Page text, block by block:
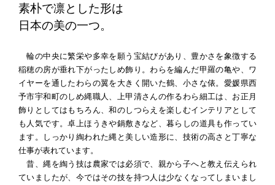
素朴で凛とした形は
日本の美の一つ。
輪の中央に繁栄や多幸を願う宝結びがあり、豊かさを象徴する
稲穂の房が垂れ下がったしめ飾り。わらを編んだ甲羅の亀や、ワ
イヤーを通したわらの翼を大きく開いた鶴、小さな俵。愛媛県西
予市宇和町のしめ縄職人、上甲清さんの作るわら細工は、お正月
飾りとしてはもちろん、和のしつらえを楽しむインテリアとして
も人気です。卓上ほうきや鍋敷きなど、暮らしの道具も作ってい
ます。しっかり綯われた縄と美しい造形に、技術の高さと丁寧な
仕事が表れています。
昔、縄を綯う技は農家では必須で、親から子へと教え伝えられ
ていましたが、今ではその技を持つ人は少なくなってしまいまし